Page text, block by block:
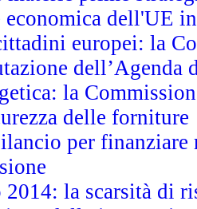
economica dell'UE
europei: la
la
delle forniture
per finanziare
2014: la scarsità di